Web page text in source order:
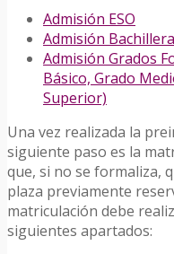
Admisión ESO
Admisión
Admisión Grados
Básico, Grado
Superior)
Una vez realizada la
siguiente paso es la
que, si no se formaliza,
plaza previamente
matriculación debe
siguientes apartados: